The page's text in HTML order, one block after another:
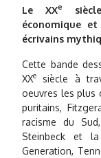
Le XXe
économique
écrivains
Cette bande
XXe
siècle à
oeuvres les plus
puritains,
racisme du
Steinbeck et
Generation,